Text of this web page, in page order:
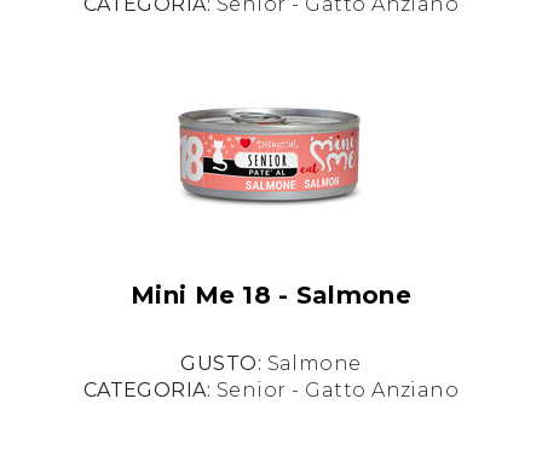
Mini Me 18 - Salmone
GUSTO: Salmone
CATEGORIA: Senior - Gatto Anziano